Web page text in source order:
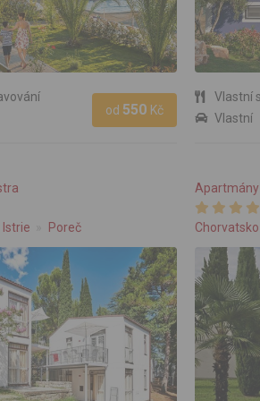
od 550 Kč
Vlastní
Vlastní
Istrie Poreč
Apartmány
Chorvatsko